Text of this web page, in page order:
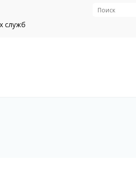
служб